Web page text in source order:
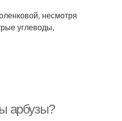
несмотря
углеводы,
арбузы?